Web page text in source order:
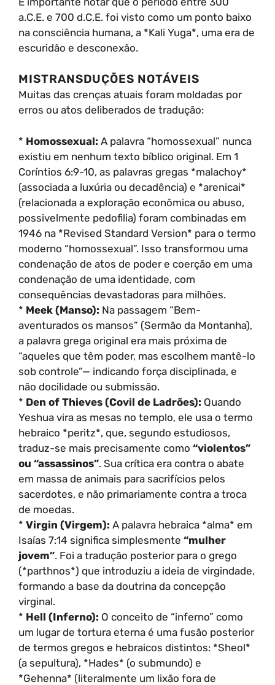
a.C.E. e 700 d.C.E. foi visto como um ponto baixo
na consciência humana, a *Kali Yuga*, uma era de
escuridão e desconexão.
MISTRANSDUÇÕES NOTÁVEIS
Muitas das crenças atuais foram moldadas por
erros ou atos deliberados de tradução:
* Homossexual: A palavra “homossexual” nunca
existiu em nenhum texto bíblico original. Em 1
Coríntios 6:9-10, as palavras gregas *malachoy*
(associada a luxúria ou decadência) e *arenicai*
(relacionada a exploração econômica ou abuso,
possivelmente pedofilia) foram combinadas em
1946 na *Revised Standard Version* para o termo
moderno “homossexual”. Isso transformou uma
condenação de atos de poder e coerção em uma
condenação de uma identidade, com
consequências devastadoras para milhões.
* Meek (Manso): Na passagem “Bem-
aventurados os mansos” (Sermão da Montanha),
a palavra grega original era mais próxima de
“aqueles que têm poder, mas escolhem mantê-lo
sob controle”— indicando força disciplinada, e
não docilidade ou submissão.
* Den of Thieves (Covil de Ladrões): Quando
Yeshua vira as mesas no templo, ele usa o termo
hebraico *peritz*, que, segundo estudiosos,
traduz-se mais precisamente como “violentos”
ou “assassinos”. Sua crítica era contra o abate
em massa de animais para sacrifícios pelos
sacerdotes, e não primariamente contra a troca
de moedas.
* Virgin (Virgem): A palavra hebraica *alma* em
Isaías 7:14 significa simplesmente “mulher
jovem”. Foi a tradução posterior para o grego
(*parthnos*) que introduziu a ideia de virgindade,
formando a base da doutrina da concepção
virginal.
* Hell (Inferno): O conceito de “inferno” como
um lugar de tortura eterna é uma fusão posterior
de termos gregos e hebraicos distintos: *Sheol*
(a sepultura), *Hades* (o submundo) e
*Gehenna* (literalmente um lixão fora de